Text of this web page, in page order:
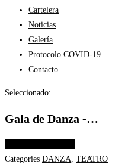
Cartelera
Noticias
Galería
Protocolo COVID-19
Contacto
Seleccionado:
Gala de Danza -…
Categories DANZA, TEATRO